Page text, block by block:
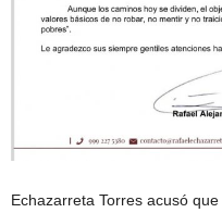
Echazarreta Torres acusó